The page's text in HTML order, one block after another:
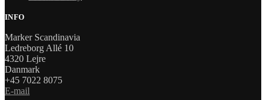
INFO
Marker Scandinavia
Ledreborg Allé 10
4320 Lejre
Danmark
+45 7022 8075
E-mail